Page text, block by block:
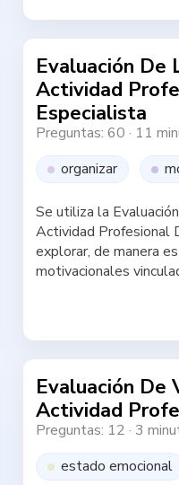
Evaluación De
Actividad
Especialista
Preguntas: 60 · 11
organizar
Se utiliza la
Actividad Profesional
explorar, de manera
motivacionales
Evaluación De
Actividad
Preguntas: 12 · 3
estado emocional